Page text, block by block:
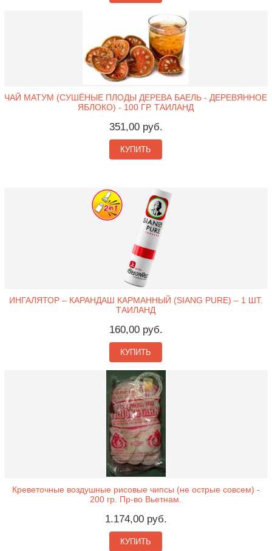
ЧАЙ МАТУМ (СУШЁНЫЕ ПЛОДЫ ДЕРЕВА БАЕЛЬ - ДЕРЕВЯННОЕ
ЯБЛОКО) - 100 ГР. ТАИЛАНД
351,00 руб.
КУПИТЬ
ИНГАЛЯТОР – КАРАНДАШ КАРМАННЫЙ (SIANG PURE) – 1 ШТ.
ТАИЛАНД
160,00 руб.
КУПИТЬ
Креветочные воздушные рисовые чипсы (не острые совсем) -
200 гр. Пр-во Вьетнам.
1.174,00 руб.
КУПИТЬ